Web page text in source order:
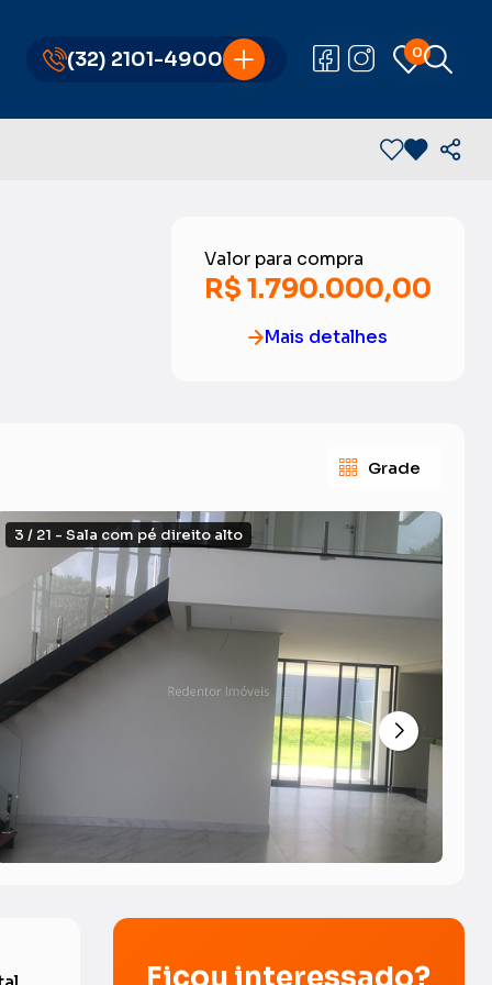
(32) 2101-4900 0
(32) 2101-4900 0
Valor para compra
R$ 1.790.000,00
Mais detalhes
Grade
3 / 21 - Sala com pé direito alto